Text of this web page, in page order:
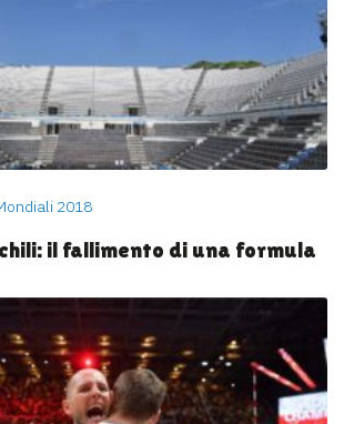
2018
il fallimento di una formula